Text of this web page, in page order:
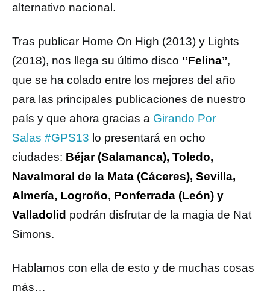
alternativo nacional.
Tras publicar Home On High (2013) y Lights
(2018), nos llega su último disco ‘’Felina’’,
que se ha colado entre los mejores del año
para las principales publicaciones de nuestro
país y que ahora gracias a Girando Por
Salas #GPS13 lo presentará en ocho
ciudades: Béjar (Salamanca), Toledo,
Navalmoral de la Mata (Cáceres), Sevilla,
Almería, Logroño, Ponferrada (León) y
Valladolid podrán disfrutar de la magia de Nat
Simons.
Hablamos con ella de esto y de muchas cosas
más…